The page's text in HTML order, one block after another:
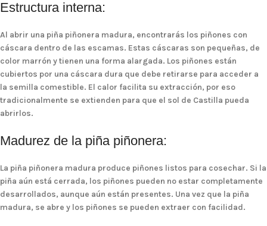
Estructura interna:
Al abrir una piña piñonera madura, encontrarás los piñones con
cáscara dentro de las escamas. Estas cáscaras son pequeñas, de
color marrón y tienen una forma alargada. Los piñones están
cubiertos por una cáscara dura que debe retirarse para acceder a
la semilla comestible. El calor facilita su extracción, por eso
tradicionalmente se extienden para que el sol de Castilla pueda
abrirlos.
Madurez de la piña piñonera:
La piña piñonera madura produce piñones listos para cosechar. Si la
piña aún está cerrada, los piñones pueden no estar completamente
desarrollados, aunque aún están presentes. Una vez que la piña
madura, se abre y los piñones se pueden extraer con facilidad.